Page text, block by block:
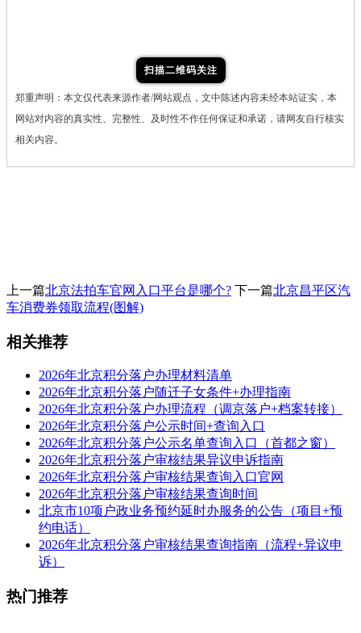
扫描二维码关注
郑重声明：本文仅代表来源作者/网站观点，文中陈述内容未经本站证实，本
网站对内容的真实性、完整性、及时性不作任何保证和承诺，请网友自行核实
相关内容。
上一篇北京法拍车官网入口平台是哪个? 下一篇北京昌平区汽
车消费券领取流程(图解)
相关推荐
2026年北京积分落户办理材料清单
2026年北京积分落户随迁子女条件+办理指南
2026年北京积分落户办理流程（调京落户+档案转接）
2026年北京积分落户公示时间+查询入口
2026年北京积分落户公示名单查询入口（首都之窗）
2026年北京积分落户审核结果异议申诉指南
2026年北京积分落户审核结果查询入口官网
2026年北京积分落户审核结果查询时间
北京市10项户政业务预约延时办服务的公告（项目+预
约电话）
2026年北京积分落户审核结果查询指南（流程+异议申
诉）
热门推荐